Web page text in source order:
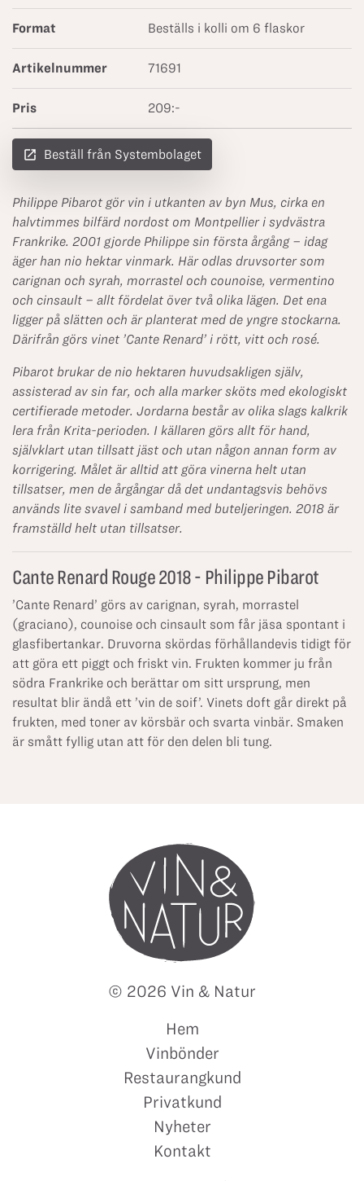
Format Beställs i kolli om 6 flaskor
Artikelnummer 71691
Pris 209:-
launch Beställ från Systembolaget
Philippe Pibarot gör vin i utkanten av byn Mus, cirka en
halvtimmes bilfärd nordost om Montpellier i sydvästra
Frankrike. 2001 gjorde Philippe sin första årgång – idag
äger han nio hektar vinmark. Här odlas druvsorter som
carignan och syrah, morrastel och counoise, vermentino
och cinsault – allt fördelat över två olika lägen. Det ena
ligger på slätten och är planterat med de yngre stockarna.
Därifrån görs vinet ’Cante Renard’ i rött, vitt och rosé.
Pibarot brukar de nio hektaren huvudsakligen själv,
assisterad av sin far, och alla marker sköts med ekologiskt
certifierade metoder. Jordarna består av olika slags kalkrik
lera från Krita-perioden. I källaren görs allt för hand,
självklart utan tillsatt jäst och utan någon annan form av
korrigering. Målet är alltid att göra vinerna helt utan
tillsatser, men de årgångar då det undantagsvis behövs
används lite svavel i samband med buteljeringen. 2018 är
framställd helt utan tillsatser.
Cante Renard Rouge 2018 - Philippe Pibarot
’Cante Renard’ görs av carignan, syrah, morrastel
(graciano), counoise och cinsault som får jäsa spontant i
glasfibertankar. Druvorna skördas förhållandevis tidigt för
att göra ett piggt och friskt vin. Frukten kommer ju från
södra Frankrike och berättar om sitt ursprung, men
resultat blir ändå ett ’vin de soif’. Vinets doft går direkt på
frukten, med toner av körsbär och svarta vinbär. Smaken
är smått fyllig utan att för den delen bli tung.
© 2026 Vin & Natur
Hem
Vinbönder
Restaurangkund
Privatkund
Nyheter
Kontakt